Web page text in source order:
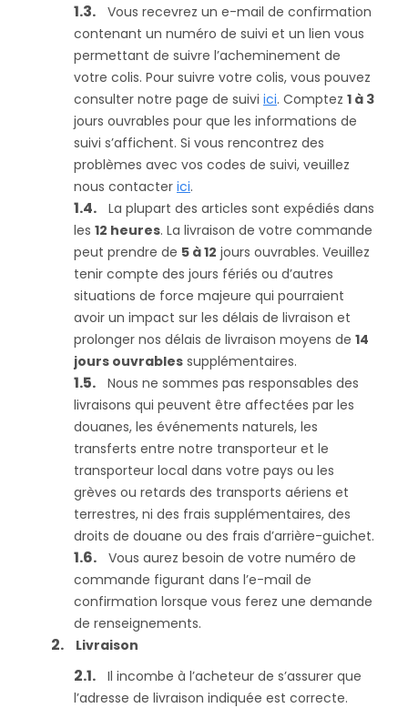
Vous recevrez un e-mail de confirmation
contenant un numéro de suivi et un lien vous
permettant de suivre l’acheminement de
votre colis. Pour suivre votre colis, vous pouvez
consulter notre page de suivi ici. Comptez 1 à 3
jours ouvrables pour que les informations de
suivi s’affichent. Si vous rencontrez des
problèmes avec vos codes de suivi, veuillez
nous contacter ici.
La plupart des articles sont expédiés dans
les 12 heures. La livraison de votre commande
peut prendre de 5 à 12 jours ouvrables. Veuillez
tenir compte des jours fériés ou d’autres
situations de force majeure qui pourraient
avoir un impact sur les délais de livraison et
prolonger nos délais de livraison moyens de 14
jours ouvrables supplémentaires.
Nous ne sommes pas responsables des
livraisons qui peuvent être affectées par les
douanes, les événements naturels, les
transferts entre notre transporteur et le
transporteur local dans votre pays ou les
grèves ou retards des transports aériens et
terrestres, ni des frais supplémentaires, des
droits de douane ou des frais d’arrière-guichet.
Vous aurez besoin de votre numéro de
commande figurant dans l’e-mail de
confirmation lorsque vous ferez une demande
de renseignements.
Livraison
Il incombe à l’acheteur de s’assurer que
l’adresse de livraison indiquée est correcte.